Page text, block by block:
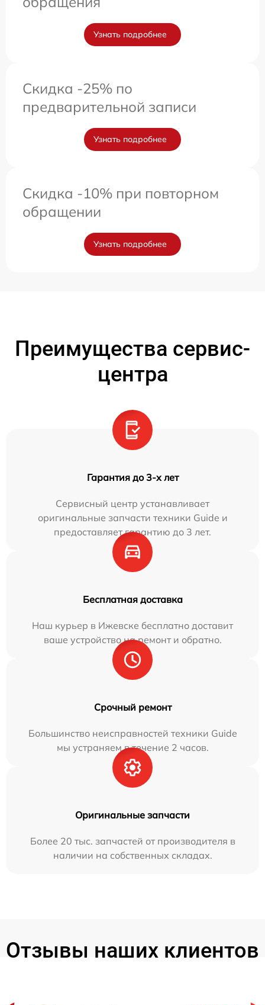
Узнать подробнее
Скидка -25% по
предварительной записи
Узнать подробнее
Скидка -10% при повторном
обращении
Узнать подробнее
Преимущества сервис-
центра
Гарантия до 3-х лет
Сервисный центр устанавливает
оригинальные запчасти техники Guide и
предоставляет гарантию до 3 лет.
Бесплатная доставка
Наш курьер в Ижевске бесплатно доставит
ваше устройство на ремонт и обратно.
Срочный ремонт
Большинство неисправностей техники Guide
мы устраняем в течение 2 часов.
Оригинальные запчасти
Более 20 тыс. запчастей от производителя в
наличии на собственных складах.
Отзывы наших клиентов